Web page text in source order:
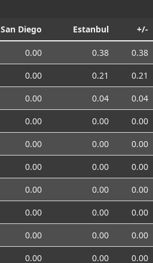
San Diego Estanbul +/-
0.00 0.38
0.38
0.00 0.21
0.21
0.00 0.04
0.04
0.00 0.00
0.00
0.00 0.00
0.00
0.00 0.00
0.00
0.00 0.00
0.00
0.00 0.00
0.00
0.00 0.00
0.00
0.00 0.00 0.00